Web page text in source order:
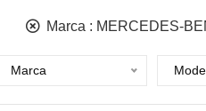
Marca : MERCEDES-
Marca